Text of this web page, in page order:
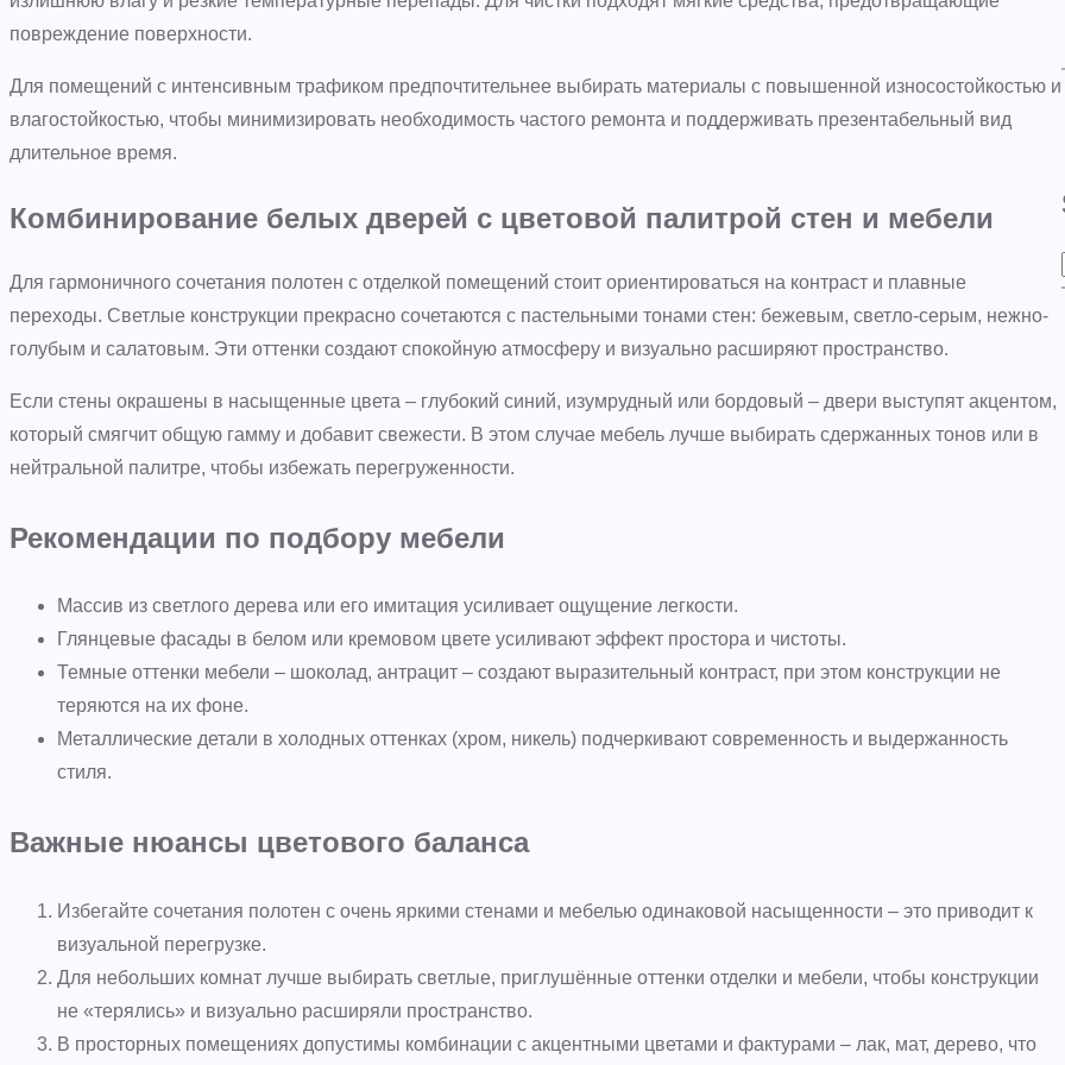
повреждение поверхности.
Для помещений с интенсивным трафиком предпочтительнее выбирать материалы с повышенной износостойкостью и
влагостойкостью, чтобы минимизировать необходимость частого ремонта и поддерживать презентабельный вид
длительное время.
Комбинирование белых дверей с цветовой палитрой стен и мебели
Для гармоничного сочетания полотен с отделкой помещений стоит ориентироваться на контраст и плавные
переходы. Светлые конструкции прекрасно сочетаются с пастельными тонами стен: бежевым, светло-серым, нежно-
голубым и салатовым. Эти оттенки создают спокойную атмосферу и визуально расширяют пространство.
Если стены окрашены в насыщенные цвета – глубокий синий, изумрудный или бордовый – двери выступят акцентом,
который смягчит общую гамму и добавит свежести. В этом случае мебель лучше выбирать сдержанных тонов или в
нейтральной палитре, чтобы избежать перегруженности.
Рекомендации по подбору мебели
Массив из светлого дерева или его имитация усиливает ощущение легкости.
Глянцевые фасады в белом или кремовом цвете усиливают эффект простора и чистоты.
Темные оттенки мебели – шоколад, антрацит – создают выразительный контраст, при этом конструкции не
теряются на их фоне.
Металлические детали в холодных оттенках (хром, никель) подчеркивают современность и выдержанность
стиля.
Важные нюансы цветового баланса
Избегайте сочетания полотен с очень яркими стенами и мебелью одинаковой насыщенности – это приводит к
визуальной перегрузке.
Для небольших комнат лучше выбирать светлые, приглушённые оттенки отделки и мебели, чтобы конструкции
не «терялись» и визуально расширяли пространство.
В просторных помещениях допустимы комбинации с акцентными цветами и фактурами – лак, мат, дерево, что